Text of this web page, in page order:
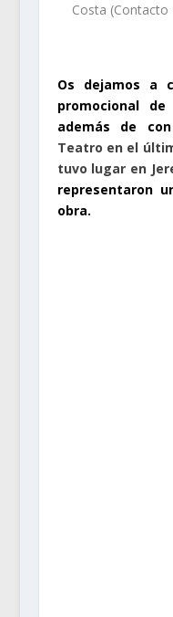
Costa (Contacto
Os dejamos a
promocional de
además de con
Teatro en el
tuvo lugar en
representaron
obra.